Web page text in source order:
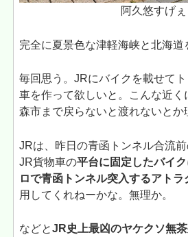
阿久悠すげぇ
完全に夏景色な津軽海峡と北海道
毎回思う。JRにバイクを載せて
車を作って欲しいと。こんな近
森市まで戻らないと渡れないとか
JRは、昨日の青函トンネル合流前
JR貨物車の平台に固定したバイ
ロで青函トンネル突入するアトラ
用してくれねーかな。無理か。
などとJR史上最凶のヤケクソ無